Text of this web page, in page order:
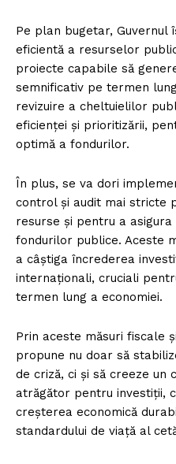
Pe plan bugetar, Guvernul
eficientă a resurselor
proiecte capabile să
semnificativ pe termen
revizuire a cheltuielilor
eficienței și prioritizării,
optimă a fondurilor.
În plus, se va dori
control și audit mai stricte
resurse și pentru a
fondurilor publice. Aceste
a câștiga încrederea
internaționali, cruciali
termen lung a economiei.
Prin aceste măsuri fiscale
propune nu doar să
de criză, ci și să creeze un
atrăgător pentru investiții,
creșterea economică
standardului de viață al